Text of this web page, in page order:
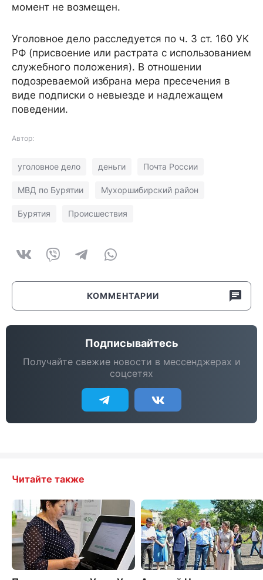
момент не возмещен.
Уголовное дело расследуется по ч. 3 ст. 160 УК
РФ (присвоение или растрата с использованием
служебного положения). В отношении
подозреваемой избрана мера пресечения в
виде подписки о невыезде и надлежащем
поведении.
Автор:
уголовное дело деньги Почта России
МВД по Бурятии Мухоршибирский район
Бурятия Происшествия
КОММЕНТАРИИ
Подписывайтесь
Получайте свежие новости в мессенджерах и
соцсетях
Читайте также